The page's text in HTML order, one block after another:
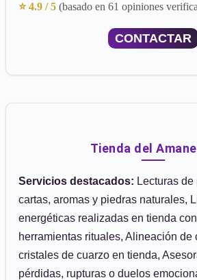
⭐ 4.9 / 5 (basado en 61 opiniones
CONTACTAR
Tienda del
Servicios destacados: Lecturas
cartas, aromas y piedras naturales,
energéticas realizadas en tienda
herramientas rituales, Alineación de
cristales de cuarzo en tienda,
pérdidas, rupturas o duelos